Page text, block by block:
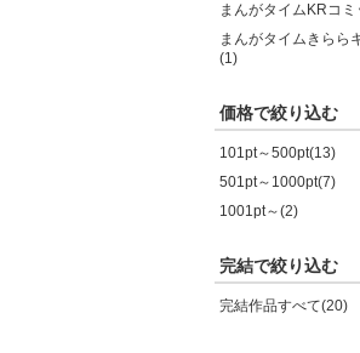
まんがタイムKRコ
まんがタイムきらら
(1)
価格で絞り込む
101pt～500pt(13)
501pt～1000pt(7)
1001pt～(2)
完結で絞り込む
完結作品すべて(20)